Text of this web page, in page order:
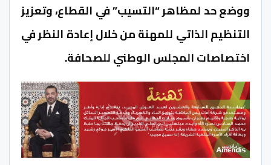
ووضع حد لمظاهر “التسيب” في القطاع، وتعزيز
التنظيم الذاتي للمهنة من خلال إعادة النظر في
اختصاصات المجلس الوطني للصحافة.